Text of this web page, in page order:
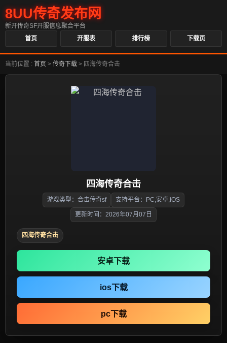
8UU传奇发布网
新开传奇SF开服信息聚合平台
首页
开服表 排行榜 下载页
当前位置 : 首页 > 传奇下载 > 四海传奇合击
四海传奇合击
游戏类型：合击传奇sf 支持平台：PC,安卓,iOS
更新时间：2026年07月07日
四海传奇合击
安卓下载
ios下载
pc下载